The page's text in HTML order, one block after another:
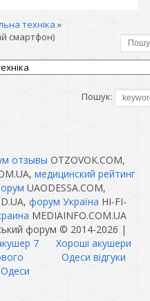
техніка »
смартфон)
Пошук:
отзывы OTZOVOK.COM,
медицинский рейтинг
UAODESSA.COM,
форум Україна HI-FI-
MEDIAINFO.COM.UA
форум © 2014-2026 |
7
Хороші акушери
Одеси відгуки